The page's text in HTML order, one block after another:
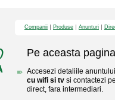
Companii Produse Anunturi
Pe aceasta
Accesezi detaliile anuntului
cu wifi si tv si contactezi
direct, fara intermediari.